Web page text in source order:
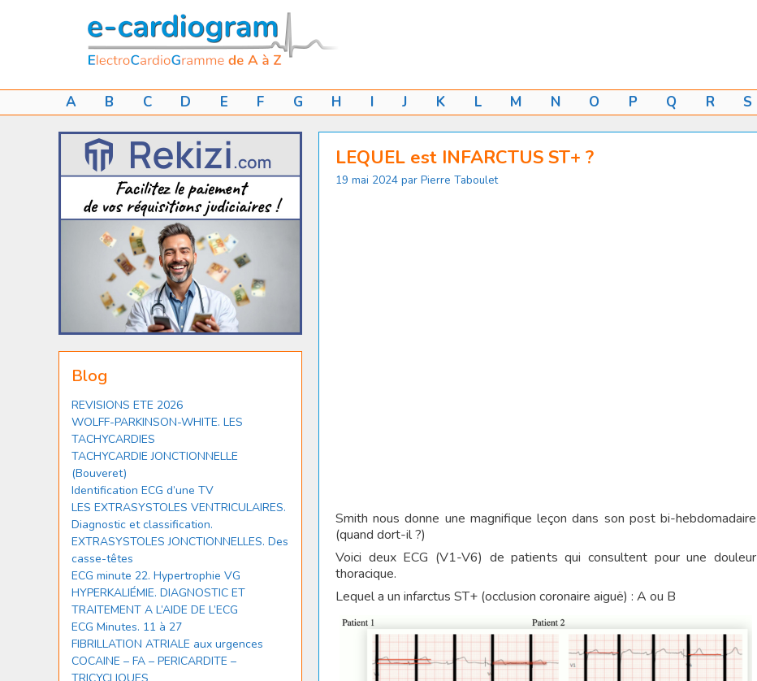
A B C D E F G H I J K L M N O P Q R S
LEQUEL est INFARCTUS ST+ ?
19 mai 2024 par Pierre Taboulet
Smith nous donne une magnifique leçon dans son post bi-hebdomadaire
(quand dort-il ?)
Voici deux ECG (V1-V6) de patients qui consultent pour une douleur
thoracique.
Lequel a un infarctus ST+ (occlusion coronaire aiguë) : A ou B
Blog
REVISIONS ETE 2026
WOLFF-PARKINSON-WHITE. LES
TACHYCARDIES
TACHYCARDIE JONCTIONNELLE
(Bouveret)
Identification ECG d’une TV
LES EXTRASYSTOLES VENTRICULAIRES.
Diagnostic et classification.
EXTRASYSTOLES JONCTIONNELLES. Des
casse-têtes
ECG minute 22. Hypertrophie VG
HYPERKALIÉMIE. DIAGNOSTIC ET
TRAITEMENT A L’AIDE DE L’ECG
ECG Minutes. 11 à 27
FIBRILLATION ATRIALE aux urgences
COCAINE – FA – PERICARDITE –